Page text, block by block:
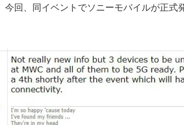
今回、同イベントでソニーモバイルが正式